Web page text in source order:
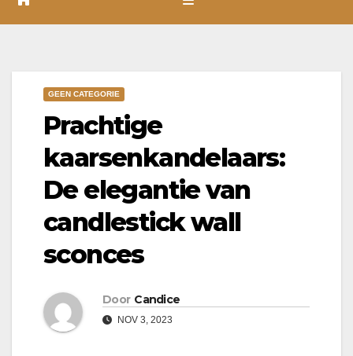
GEEN CATEGORIE
Prachtige
kaarsenkandelaars:
De elegantie van
candlestick wall
sconces
Door Candice
NOV 3, 2023